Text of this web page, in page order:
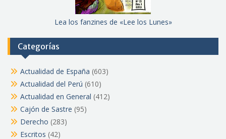
Lea los fanzines de «Lee los Lunes»
Categorías
Actualidad de España (603)
Actualidad del Perú (610)
Actualidad en General (412)
Cajón de Sastre (95)
Derecho (283)
Escritos (42)